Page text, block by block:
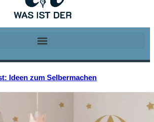
Ideen zum Selbermachen